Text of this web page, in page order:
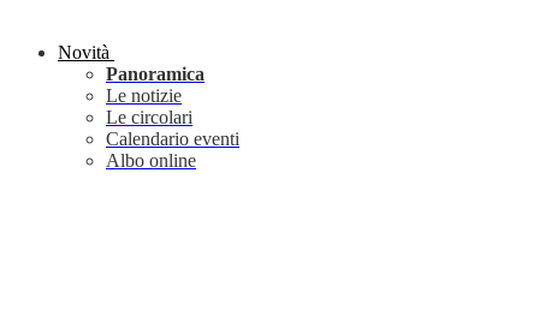
Novità
Panoramica
Le notizie
Le circolari
Calendario eventi
Albo online